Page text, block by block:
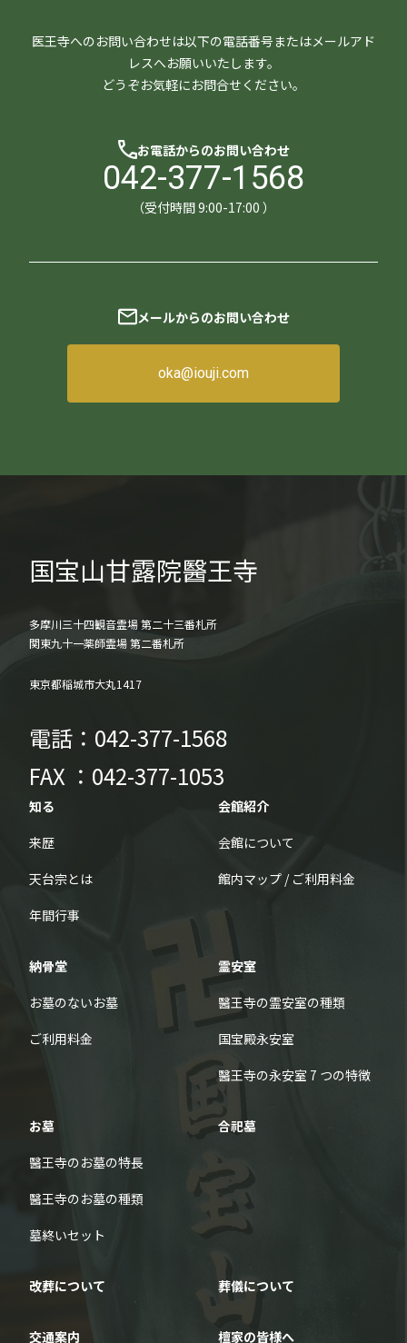
医王寺へのお問い合わせは以下の電話番号またはメールアド
レスへお願いいたします。
どうぞお気軽にお問合せください。
お電話からのお問い合わせ
042-377-1568
（受付時間 9:00-17:00 ）
メールからのお問い合わせ
oka@iouji.com
国宝山甘露院醫王寺
多摩川三十四観音霊場 第二十三番札所
関東九十一薬師霊場 第二番札所
東京都稲城市大丸1417
電話： 042-377-1568
FAX ： 042-377-1053
知る
来歴
天台宗とは
年間行事
会館紹介
会館について
館内マップ / ご利用料金
納骨堂
お墓のないお墓
ご利用料金
霊安室
醫王寺の霊安室の種類
国宝殿永安室
醫王寺の永安室 7 つの特徴
お墓
醫王寺のお墓の特長
醫王寺のお墓の種類
墓終いセット
合祀墓
改葬について 葬儀について
交通案内 檀家の皆様へ